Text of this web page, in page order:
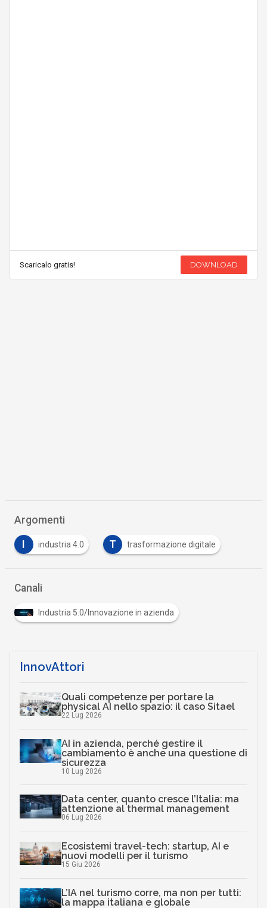
Scaricalo gratis! DOWNLOAD
Argomenti
I industria 4.0 T trasformazione digitale
Canali
Industria 5.0/Innovazione in azienda
InnovAttori
Quali competenze per portare la
physical AI nello spazio: il caso Sitael
22 Lug 2026
AI in azienda, perché gestire il
cambiamento è anche una questione di
sicurezza
10 Lug 2026
Data center, quanto cresce l’Italia: ma
attenzione al thermal management
06 Lug 2026
Ecosistemi travel-tech: startup, AI e
nuovi modelli per il turismo
15 Giu 2026
L’IA nel turismo corre, ma non per tutti:
la mappa italiana e globale